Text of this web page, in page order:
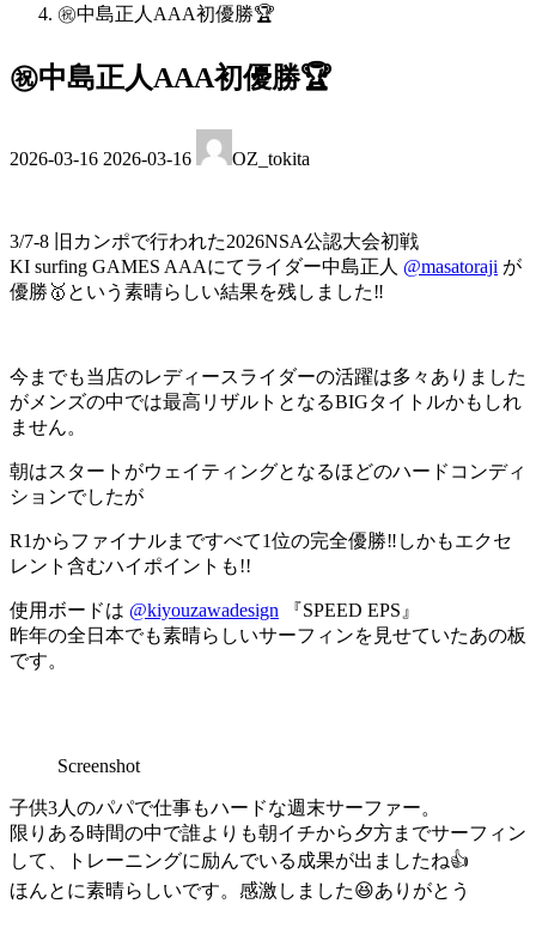
㊗️中島正人AAA初優勝🏆
㊗️中島正人AAA初優勝🏆
2026-03-16 終
日
時
:
2026-03-16 OZ_tokita
3/7-8 旧カンポで行われた2026NSA公認大会初戦
KI surfing GAMES AAAにてライダー中島正人 @masatoraji が
優勝🥇という素晴らしい結果を残しました‼️
今までも当店のレディースライダーの活躍は多々ありました
がメンズの中では最高リザルトとなるBIGタイトルかもしれ
ません。
朝はスタートがウェイティングとなるほどのハードコンディ
ションでしたが
R1からファイナルまですべて1位の完全優勝‼️しかもエクセ
レント含むハイポイントも!!
使用ボードは @kiyouzawadesign 『SPEED EPS』
昨年の全日本でも素晴らしいサーフィンを見せていたあの板
です。
Screenshot
子供3人のパパで仕事もハードな週末サーファー。
限りある時間の中で誰よりも朝イチから夕方までサーフィン
して、トレーニングに励んでいる成果が出ましたね👍
ほんとに素晴らしいです。感激しました😆ありがとう